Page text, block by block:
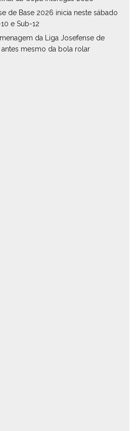
de Base 2026 inicia neste sábado
e Sub-12
da Liga Josefense de
mesmo da bola rolar